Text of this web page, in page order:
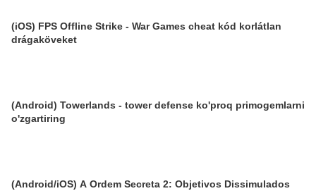
(iOS) FPS Offline Strike - War Games cheat kód korlátlan
drágaköveket
(Android) Towerlands - tower defense ko'proq primogemlarni
o'zgartiring
(Android/iOS) A Ordem Secreta 2: Objetivos Dissimulados